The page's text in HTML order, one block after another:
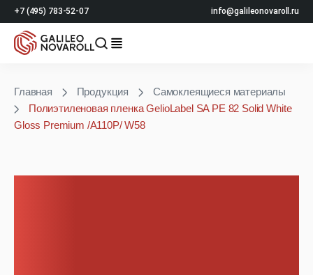
+7 (495) 783-52-07 info@galileonovaroll.ru
Главная Продукция
Самоклеящиеся материалы
Полиэтиленовая пленка GelioLabel SA PE 82 Solid White
Gloss Premium /A110P/ W58